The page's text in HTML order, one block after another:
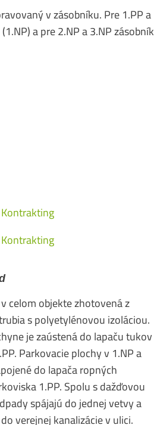
v zásobníku. Pre 1.PP a
a pre 2.NP a 3.NP zásobník
celom objekte zhotovená z
s polyetylénovou izoláciou.
je zaústená do lapaču tukov
Parkovacie plochy v 1.NP a
do lapača ropných
1.PP. Spolu s dažďovou
spájajú do jednej vetvy a
verejnej kanalizácie v ulici.